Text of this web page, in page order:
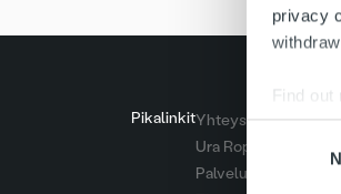
privacy
Find
We
PikalinkitYhteystiedot
Ura Ropolla
Palvelut